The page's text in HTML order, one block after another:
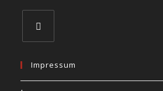
Impressum